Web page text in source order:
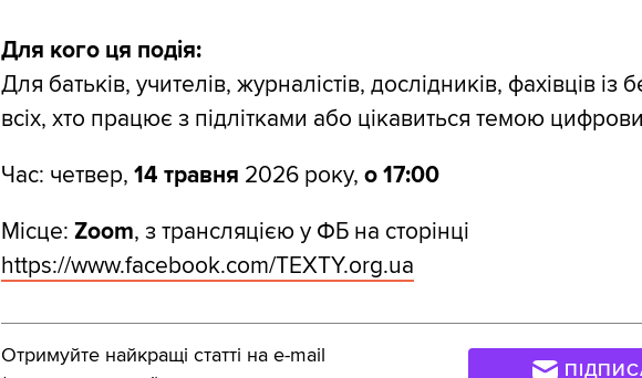
Для кого ця подія:
Для батьків, учителів, журналістів, дослідників, фахівців із
всіх, хто працює з підлітками або цікавиться темою
Час: четвер, 14 травня 2026 року, о 17:00
Місце: Zoom, з трансляцією у ФБ на сторінці
https://www.facebook.com/TEXTY.org.ua
Отримуйте найкращі статті на e-mail